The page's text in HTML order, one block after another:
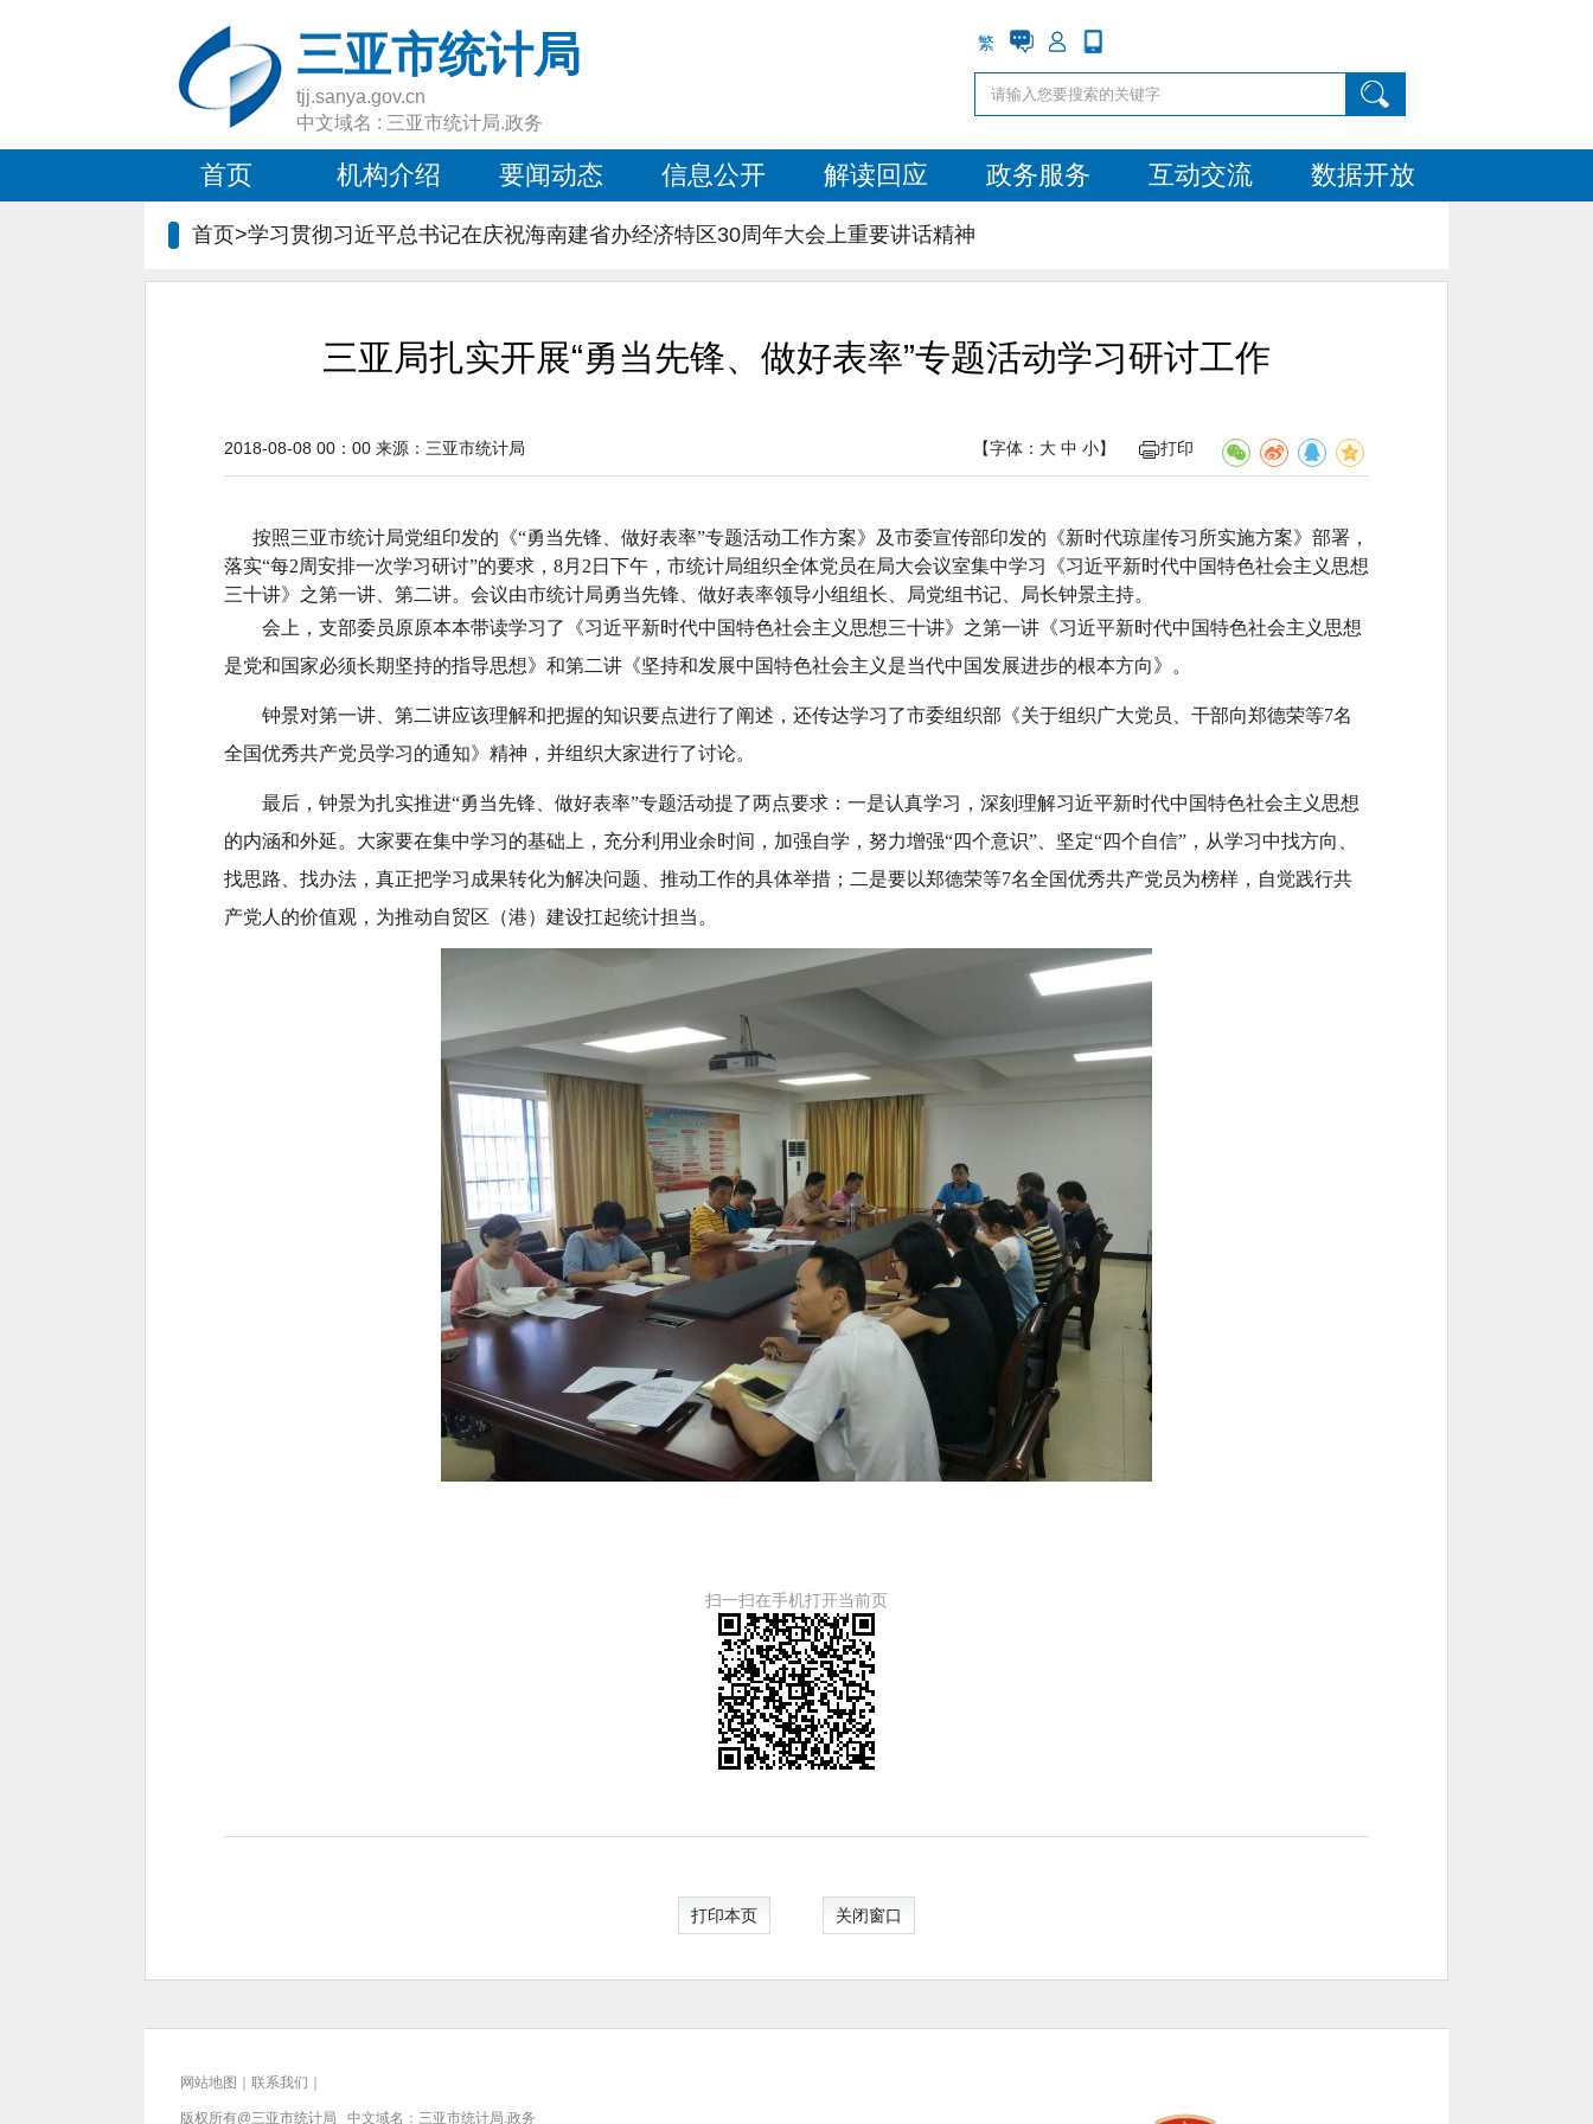
三亚市统计局
tjj.sanya.gov.cn
中文域名 : 三亚市统计局.政务
繁
首页 机构介绍 要闻动态 信息公开 解读回应 政务服务 互动交流 数据开放
首页>学习贯彻习近平总书记在庆祝海南建省办经济特区30周年大会上重要讲话精神
三亚局扎实开展“勇当先锋、做好表率”专题活动学习研讨工作
【字体： 大 中 小】 打印
2018-08-08 00：00 来源： 三亚市统计局
按照三亚市统计局党组印发的《“勇当先锋、做好表率”专题活动工作方案》及市委宣传部印发的《新时代琼崖传习所实施方案》部署，
落实“每2周安排一次学习研讨”的要求，8月2日下午，市统计局组织全体党员在局大会议室集中学习《习近平新时代中国特色社会主义思想
三十讲》之第一讲、第二讲。会议由市统计局勇当先锋、做好表率领导小组组长、局党组书记、局长钟景主持。
会上，支部委员原原本本带读学习了《习近平新时代中国特色社会主义思想三十讲》之第一讲《习近平新时代中国特色社会主义思想
是党和国家必须长期坚持的指导思想》和第二讲《坚持和发展中国特色社会主义是当代中国发展进步的根本方向》。
钟景对第一讲、第二讲应该理解和把握的知识要点进行了阐述，还传达学习了市委组织部《关于组织广大党员、干部向郑德荣等7名
全国优秀共产党员学习的通知》精神，并组织大家进行了讨论。
最后，钟景为扎实推进“勇当先锋、做好表率”专题活动提了两点要求：一是认真学习，深刻理解习近平新时代中国特色社会主义思想
的内涵和外延。大家要在集中学习的基础上，充分利用业余时间，加强自学，努力增强“四个意识”、坚定“四个自信”，从学习中找方向、
找思路、找办法，真正把学习成果转化为解决问题、推动工作的具体举措；二是要以郑德荣等7名全国优秀共产党员为榜样，自觉践行共
产党人的价值观，为推动自贸区（港）建设扛起统计担当。
扫一扫在手机打开当前页
打印本页 关闭窗口
网站地图 联系我们
版权所有@三亚市统计局 中文域名：三亚市统计局.政务